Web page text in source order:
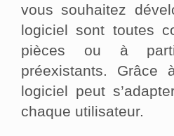
vous souhaitez
logiciel sont toutes
pièces ou à
préexistants. Grâce
logiciel peut
chaque utilisateur.